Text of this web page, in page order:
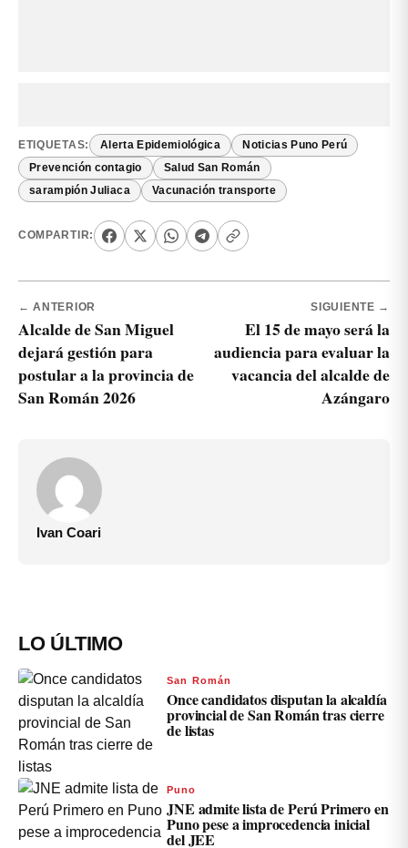
ETIQUETAS: Alerta Epidemiológica Noticias Puno Perú
Prevención contagio Salud San Román
sarampión Juliaca Vacunación transporte
COMPARTIR:
← ANTERIOR
Alcalde de San Miguel
dejará gestión para
postular a la provincia de
San Román 2026
SIGUIENTE →
El 15 de mayo será la
audiencia para evaluar la
vacancia del alcalde de
Azángaro
Ivan Coari
LO ÚLTIMO
San Román
Once candidatos disputan la alcaldía
provincial de San Román tras cierre
de listas
Puno
JNE admite lista de Perú Primero en
Puno pese a improcedencia inicial
del JEE